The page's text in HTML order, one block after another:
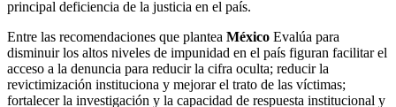
principal deficiencia de la justicia en el país.
Entre las recomendaciones que plantea México Evalúa para
disminuir los altos niveles de impunidad en el país figuran facilitar el
acceso a la denuncia para reducir la cifra oculta; reducir la
revictimización instituciona y mejorar el trato de las víctimas;
fortalecer la investigación y la capacidad de respuesta institucional y